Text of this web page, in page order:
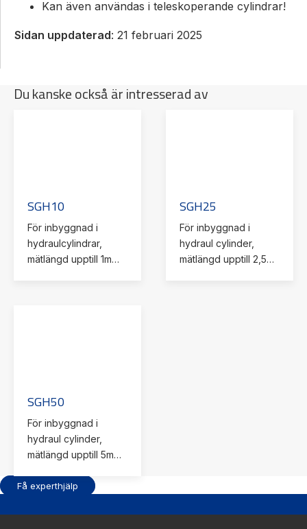
Kan även användas i teleskoperande cylindrar!
Sidan uppdaterad: 21 februari 2025
Du kanske också är intresserad av
SGH10
För inbyggnad i
hydraulcylindrar,
mätlängd upptill 1m
SGH25
För inbyggnad i
hydraul cylinder,
mätlängd upptill 2,5m
SGH50
För inbyggnad i
hydraul cylinder,
mätlängd upptill 5m
CAN open safty
för mobila
Få experthjälp